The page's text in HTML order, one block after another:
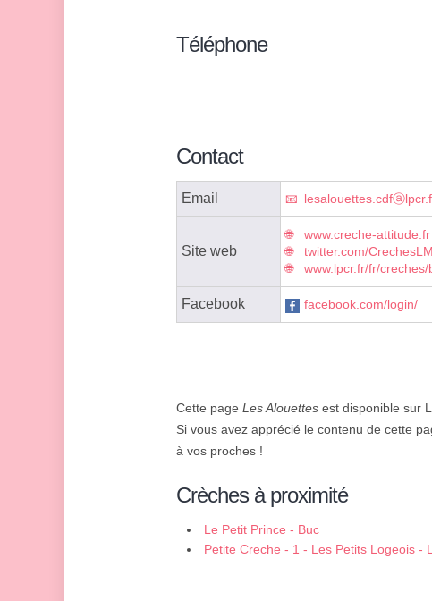
Téléphone
Contact
Email
Site web
www.creche-attitude.fr
twitter.com/
www.lpcr.fr/fr/creches/
Facebook facebook.com/login/
Cette page Les Alouettes est disponible sur
Si vous avez apprécié le contenu de cette
à vos proches !
Crèches à proximité
Le Petit Prince - Buc
Petite Creche - 1 - Les Petits Logeois -